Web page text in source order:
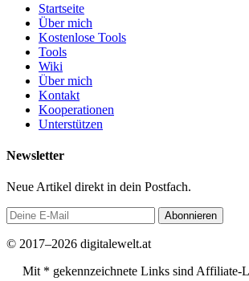
Startseite
Über mich
Kostenlose Tools
Tools
Wiki
Über mich
Kontakt
Kooperationen
Unterstützen
Newsletter
Neue Artikel direkt in dein Postfach.
Abonnieren
© 2017–2026 digitalewelt.at
Mit * gekennzeichnete Links sind Affiliate-